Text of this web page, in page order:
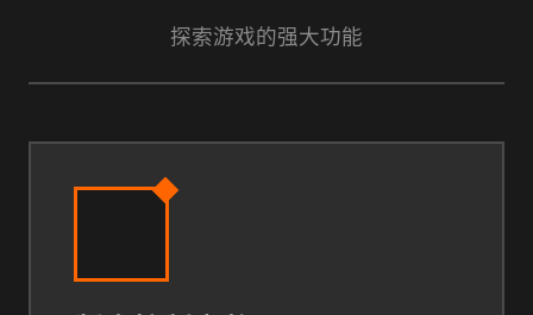
探索游戏的强大功能